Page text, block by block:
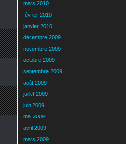
mars 2010
février 2010
janvier 2010
décembre 2009
novembre 2009
octobre 2009
septembre 2009
août 2009
juillet 2009
juin 2009
mai 2009
avril 2009
mars 2009